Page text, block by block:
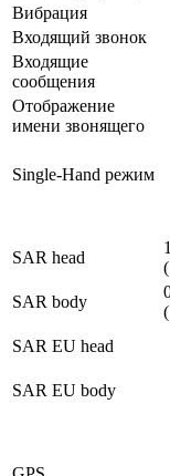
Вибрация
Входящий звонок
Входящие
сообщения
Отображение
имени звонящего
Single-Hand режим
SAR head
SAR body
SAR EU head
SAR EU body